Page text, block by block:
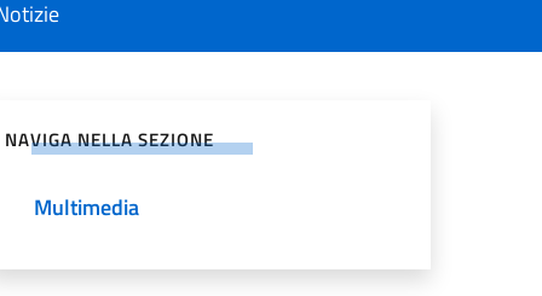
NAVIGA NELLA SEZIONE
Multimedia